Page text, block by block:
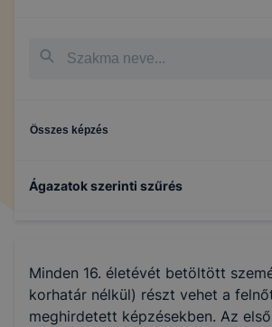
Összes képzés
Ágazatok szerinti szűrés
Turizmus-vendéglátás
Minden 16. életévét betöltött
korhatár nélkül) részt vehet a
meghirdetett képzésekben. Az